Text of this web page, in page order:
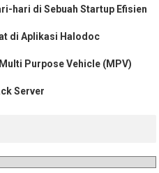
hari di Sebuah Startup Efisien
di Aplikasi Halodoc
Purpose Vehicle (MPV)
Server